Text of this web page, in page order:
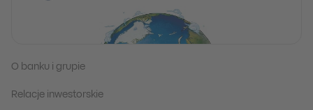
O banku i grupie
Relacje inwestorskie